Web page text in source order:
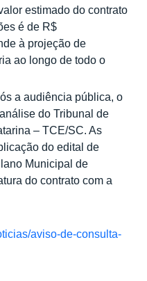
estimado do contrato
é de R$
à projeção de
ao longo de todo o
a audiência pública, o
do Tribunal de
– TCE/SC. As
do edital de
Municipal de
do contrato com a
aviso-de-consulta-